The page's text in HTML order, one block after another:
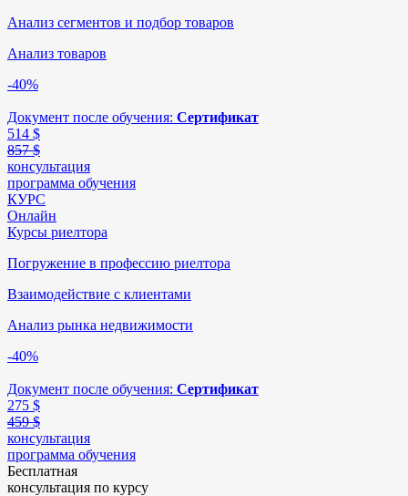
Анализ сегментов и подбор товаров
Анализ товаров
-40%
Документ после обучения: Сертификат
514 $
857 $
консультация
программа обучения
КУРС
Онлайн
Курсы риелтора
Погружение в профессию риелтора
Взаимодействие с клиентами
Анализ рынка недвижимости
-40%
Документ после обучения: Сертификат
275 $
459 $
консультация
программа обучения
Бесплатная
консультация по курсу